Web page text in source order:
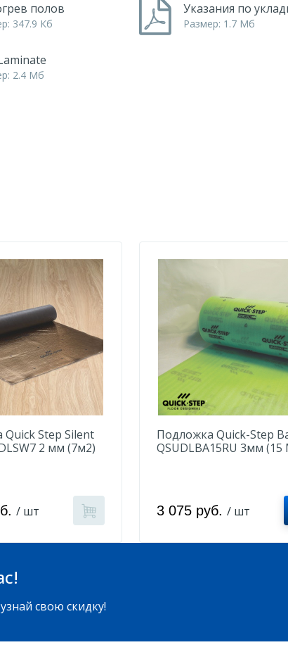
полов
347.9 Кб
Указания по
Размер: 1.7 Мб
2.4 Мб
Step Silent
2 мм (7м2)
/ шт
Подложка Quick-Step
QSUDLBA15RU 3мм (15
3 075 руб. / шт
свою скидку!